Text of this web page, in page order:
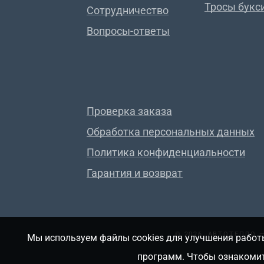
Сотрудничество
Вопросы-ответы
Тросы
Проверка заказа
Обработка персональных данных
Политика конфиденциальности
Гарантия и возврат
© 2026, АВТОТЕПЛО
Мы используем файлы cookies для улучшения
программ. Чтобы